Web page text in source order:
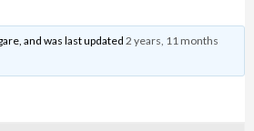
and was last updated2 years, 11 months